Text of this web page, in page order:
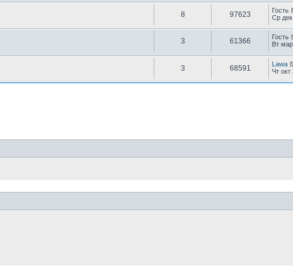
8 97623
Гость
Ср
3 61366
Гость
Вт
3 68591
Lawa
Чт окт